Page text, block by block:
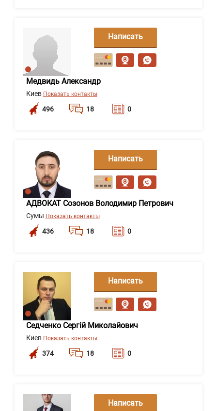
Медвидь Александр
Киев Показать контакты
496 18 0
Написать
сообщение
АДВОКАТ Созонов Володимир Петрович
Сумы Показать контакты
436 18 0
Написать
сообщение
Седченко Сергій Миколайович
Киев Показать контакты
374 18 0
Написать
сообщение
Написать